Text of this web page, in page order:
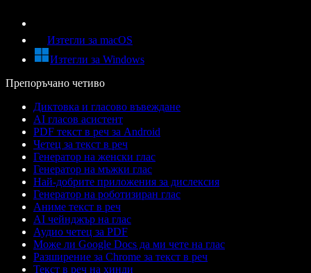
Изтегли за macOS
Изтегли за Windows
Препоръчано четиво
Диктовка и гласово въвеждане
AI гласов асистент
PDF текст в реч за Android
Четец за текст в реч
Генератор на женски глас
Генератор на мъжки глас
Най-добрите приложения за дислексия
Генератор на роботизиран глас
Аниме текст в реч
AI чейнджър на глас
Аудио четец за PDF
Може ли Google Docs да ми чете на глас
Разширение за Chrome за текст в реч
Текст в реч на хинди